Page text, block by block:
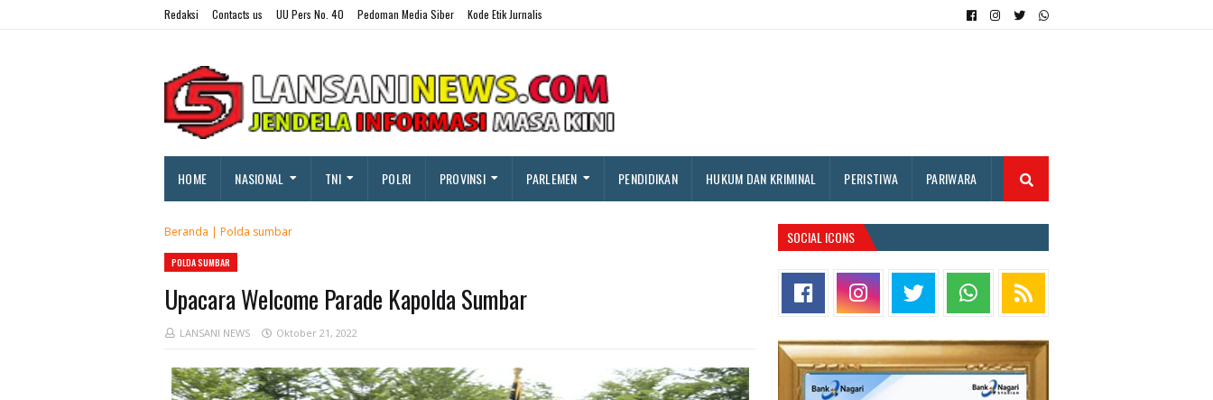
Redaksi Contacts us UU Pers No. 40 Pedoman Media Siber Kode Etik Jurnalis
HOME NASIONAL TNI POLRI PROVINSI PARLEMEN PENDIDIKAN HUKUM DAN KRIMINAL PERISTIWA PARIWARA
Beranda | Polda sumbar
POLDA SUMBAR
Upacara Welcome Parade Kapolda Sumbar
LANSANI NEWS Oktober 21, 2022
SOCIAL ICONS